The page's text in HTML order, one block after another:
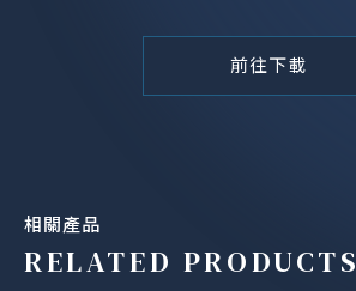
前往下載
相關產品
RELATED PRODUCTS